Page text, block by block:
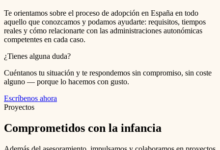
Te orientamos sobre el proceso de adopción en España en todo
aquello que conozcamos y podamos ayudarte: requisitos, tiempos
reales y cómo relacionarte con las administraciones autonómicas
competentes en cada caso.
¿Tienes alguna duda?
Cuéntanos tu situación y te respondemos sin compromiso, sin coste
alguno — porque lo hacemos con gusto.
Escríbenos ahora
Proyectos
Comprometidos con la infancia